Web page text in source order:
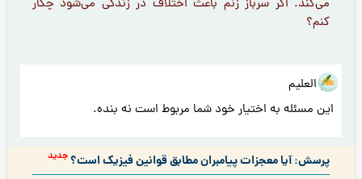
می‌کند. اگر سرباز زنم باعث اختلاف در زندگی می‌شود چکار
کنم؟
هو العلیم
این مسئله به اختیار خود شما مربوط است نه بنده.
پرسش: آیا معجزات پیامبران مطابق قوانین فیزیک است؟جدید